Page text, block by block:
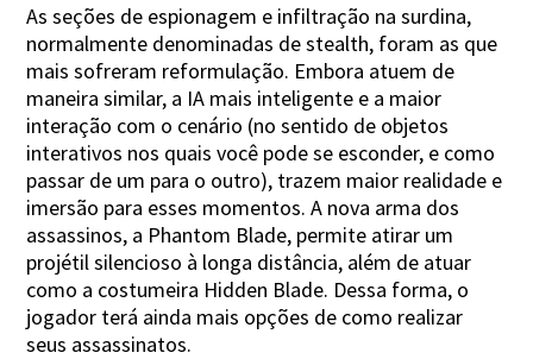
As seções de espionagem e infiltração na surdina,
normalmente denominadas de stealth, foram as que
mais sofreram reformulação. Embora atuem de
maneira similar, a IA mais inteligente e a maior
interação com o cenário (no sentido de objetos
interativos nos quais você pode se esconder, e como
passar de um para o outro), trazem maior realidade e
imersão para esses momentos. A nova arma dos
assassinos, a Phantom Blade, permite atirar um
projétil silencioso à longa distância, além de atuar
como a costumeira Hidden Blade. Dessa forma, o
jogador terá ainda mais opções de como realizar
seus assassinatos.